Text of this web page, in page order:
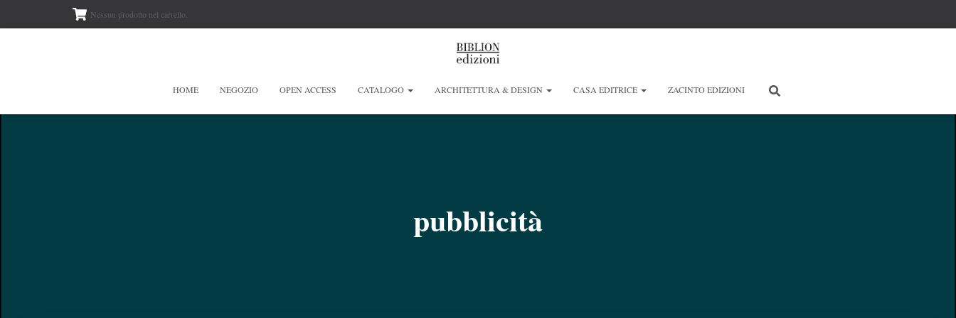
Nessun prodotto nel carrello.
HOME NEGOZIO OPEN ACCESS CATALOGO ARCHITETTURA & DESIGN CASA EDITRICE ZACINTO EDIZIONI
pubblicità